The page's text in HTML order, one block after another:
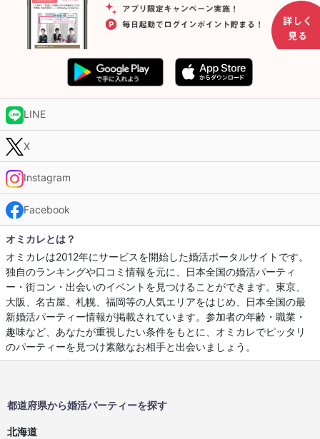
LINE
X
Instagram
Facebook
オミカレとは？
オミカレは2012年にサービスを開始した婚活ポータルサイトです。
独自のランキングや口コミ情報を元に、日本全国の婚活パーティ
ー・街コン・出会いのイベントを見つけることができます。東京、
大阪、名古屋、札幌、福岡等の人気エリアをはじめ、日本全国の最
新婚活パーティー情報が掲載されています。参加者の年齢・職業・
趣味など、あなたが重視したい条件をもとに、オミカレでピッタリ
のパーティーを見つけ素敵なお相手と出会いましょう。
都道府県から婚活パーティーを探す
北海道